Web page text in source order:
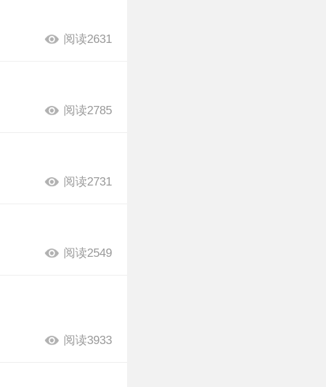
阅读2631
阅读2785
阅读2731
阅读2549
阅读3933